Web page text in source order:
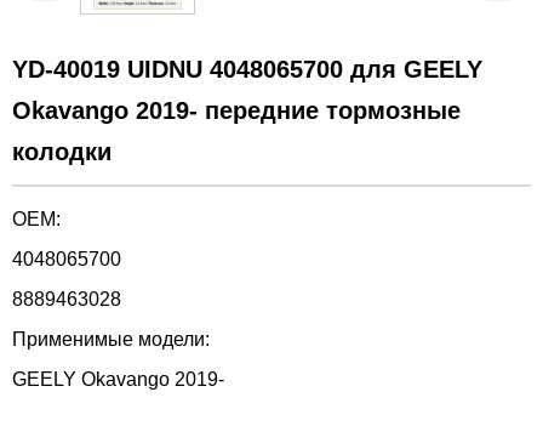
YD-40019 UIDNU 4048065700 для GEELY
Okavango 2019- передние тормозные
колодки
OEM:
4048065700
8889463028
Применимые модели:
GEELY Okavango 2019-